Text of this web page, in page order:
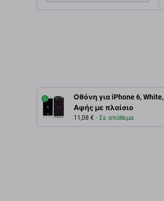
Οθόνη για iPhone 6, White,
Αφής με πλαίσιο
11,08 € Σε απόθεμα